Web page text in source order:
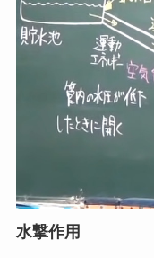
水撃作用